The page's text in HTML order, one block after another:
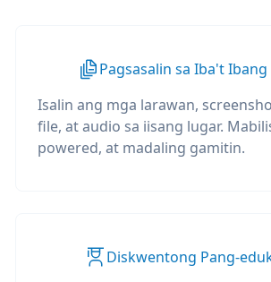
Pagsasalin sa Iba't
Isalin ang mga larawan,
file, at audio sa iisang lugar.
powered, at madaling gamitin.
Diskwentong Pang-